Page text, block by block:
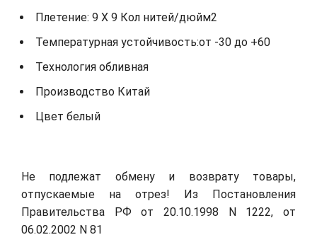
Плетение: 9 X 9 Кол нитей/дюйм2
Температурная устойчивость:от -30 до +60
Технология обливная
Производство Китай
Цвет белый
Не подлежат обмену и возврату товары,
отпускаемые на отрез! Из Постановления
Правительства РФ от 20.10.1998 N 1222, от
06.02.2002 N 81